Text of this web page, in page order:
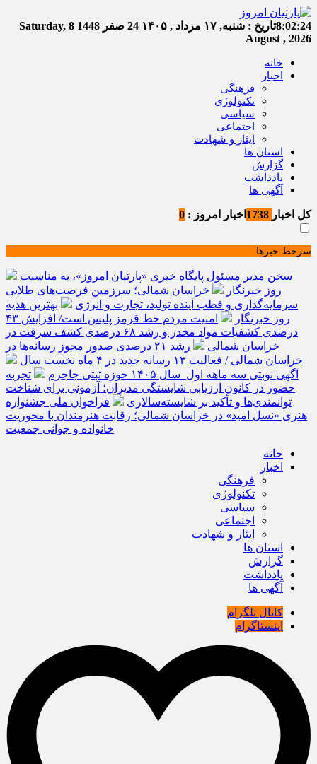
8:02:24تاریخ : شنبه, ۱۷ مرداد , ۱۴۰۵ 24 صفر 1448
Saturday, 8
August , 2026
خانه
اخبار
فرهنگی
تکنولوژی
سیاسی
اجتماعی
ایثار و شهادت
استان ها
گزارش
یادداشت
آگهی ها
کل اخبار اخبار امروز : 0
سرخط خبرها
سخن مدیر مسئول پایگاه خبری «پارتیان امروز»، به مناسبت
روز خبرنگار
خراسان شمالی؛ سرزمین فرصت‌های طلایی
سرمایه‌گذاری و قطب آینده تولید، تجارت و انرژی
بهترین هدیه
روز خبرنگار
امنیت مردم خط قرمز پلیس است/ افزایش ۴۳
درصدی کشفیات مواد مخدر و رشد ۶۸ درصدی کشف سرقت در
خراسان شمالی
رشد ۲۱ درصدی صدور مجوز رسانه‌ها در
خراسان شمالی / فعالیت ۱۳ رسانه جدید در ۴ ماه نخست سال
آگهی نوبتی سه ماهه اول سال ۱۴۰۵ حوزه ثبتی جاجرم
تجربه
حضور در کانون ارزیابی شایستگی مدیران؛ آزمونی برای شناخت
توانمندی‌ها و تأکید بر شایسته‌سالاری
فراخوان ملی جشنواره
هنری «نسل امید» در خراسان شمالی؛ رقابت هنرمندان با محوریت
خانواده و جوانی جمعیت
خانه
اخبار
فرهنگی
تکنولوژی
سیاسی
اجتماعی
ایثار و شهادت
استان ها
گزارش
یادداشت
آگهی ها
کانال تلگرام
اینستاگرام